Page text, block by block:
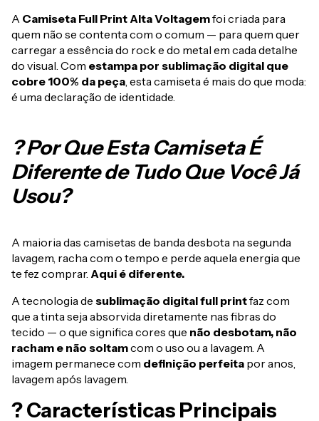
A Camiseta Full Print Alta Voltagemfoi criada para
quem não se contenta com o comum — para quem quer
carregar a essência do rock e do metal em cada detalhe
do visual. Com estampa por sublimação digital que
cobre 100% da peça, esta camiseta é mais do que moda:
é uma declaração de identidade.
? Por Que Esta Camiseta É
Diferente de Tudo Que Você Já
Usou?
A maioria das camisetas de banda desbota na segunda
lavagem, racha com o tempo e perde aquela energia que
te fez comprar. Aqui é diferente.
A tecnologia de sublimação digital full printfaz com
que a tinta seja absorvida diretamente nas fibras do
tecido — o que significa cores que não desbotam, não
racham e não soltamcom o uso ou a lavagem. A
imagem permanece com definição perfeita por anos,
lavagem após lavagem.
? Características Principais